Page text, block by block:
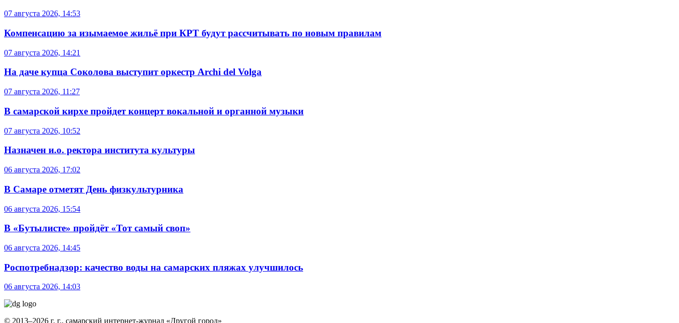
07 августа 2026, 14:53
Компенсацию за изымаемое жильё при КРТ будут рассчитывать по новым правилам
07 августа 2026, 14:21
На даче купца Соколова выступит оркестр Archi del Volga
07 августа 2026, 11:27
В самарской кирхе пройдет концерт вокальной и органной музыки
07 августа 2026, 10:52
Назначен и.о. ректора института культуры
06 августа 2026, 17:02
В Самаре отметят День физкультурника
06 августа 2026, 15:54
В «Бутылисте» пройдёт «Тот самый своп»
06 августа 2026, 14:45
Роспотребнадзор: качество воды на самарских пляжах улучшилось
06 августа 2026, 14:03
© 2013–2026 г. г., самарский интернет-журнал «Другой город»